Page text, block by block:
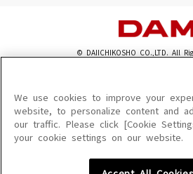
© DAIICHIKOSHO CO.,LTD. All
このサイトに掲載されている一切の文章・画像・写
を問わず、著作権法の定める範囲を超えて無断で複
を禁じます。
楽曲及びコンテンツは、機種によりご利用いただけ
楽曲及びコンテンツの配信日、配信内容が変更になる
We use cookies to improve your
website, to personalize content and
our traffic. Please click [Cookie
your cookie settings on our website.